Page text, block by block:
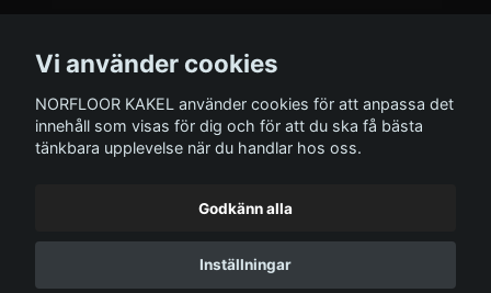
Sociala medier
© 2026 Norfloor Kakel
Vi använder cookies
NORFLOOR KAKEL använder cookies för att anpassa det
innehåll som visas för dig och för att du ska få bästa
tänkbara upplevelse när du handlar hos oss.
Godkänn alla
Inställningar